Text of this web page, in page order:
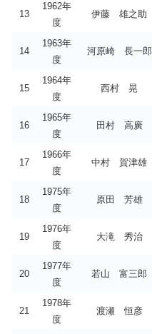
13
1962年
度
伊藤 雄之助
14
1963年
度
河原崎 長一郎
15
1964年
度
西村 晃
16
1965年
度
田村 高廣
17
1966年
度
中村 賀津雄
18
1975年
度
原田 芳雄
19
1976年
度
大滝 秀治
20
1977年
度
若山 富三郎
21
1978年
度
渡瀬 恒彦